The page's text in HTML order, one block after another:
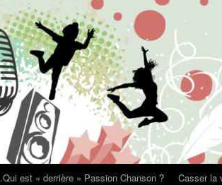
.Qui est « derrière » Passion Chanson ?
Casser la